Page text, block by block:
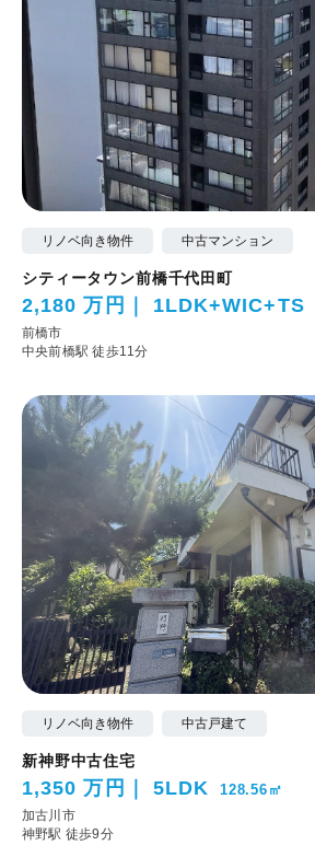
リノベ向き物件 中古マンション
シティータウン前橋千代田町
2,180 万円 1LDK+WIC+TS
前橋市
中央前橋駅 徒歩11分
リノベ向き物件 中古戸建て
新神野中古住宅
1,350 万円 5LDK 128.56㎡
加古川市
神野駅 徒歩9分